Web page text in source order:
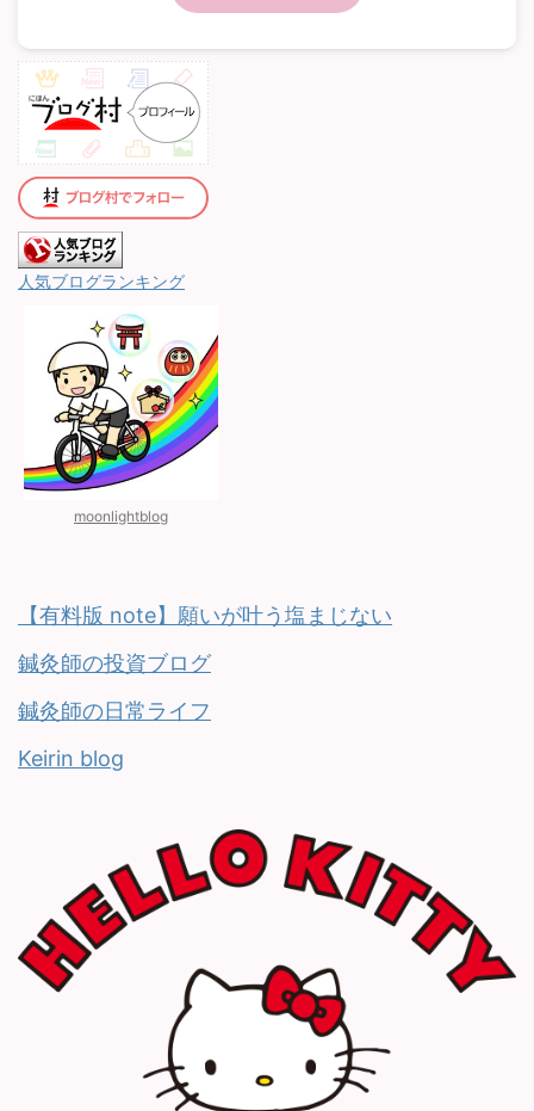
人気ブログランキング
moonlightblog
【有料版 note】願いが叶う塩まじない
鍼灸師の投資ブログ
鍼灸師の日常ライフ
Keirin blog